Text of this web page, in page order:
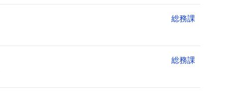
総務課
総務課